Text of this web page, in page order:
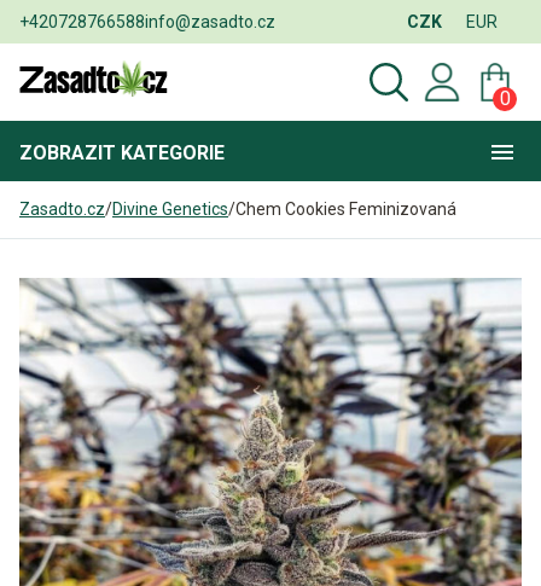
+420728766588info@zasadto.cz CZK EUR
0
ZOBRAZIT KATEGORIE
Zasadto.cz/Divine Genetics/Chem Cookies Feminizovaná